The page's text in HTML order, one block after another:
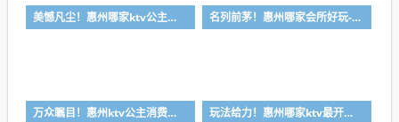
美憾凡尘！惠州哪家ktv公主漂亮-首选凯宾斯基ktv会所消费行情推荐 名列前茅！惠州哪家会所好玩-首选皇朝会ktv会所消费行情推荐
万众瞩目！惠州ktv公主消费一般多少钱-首选金莎汇ktv会所消费行情推荐 玩法给力！惠州哪家ktv最开放-首选逸豪ktv会所消费行情推荐